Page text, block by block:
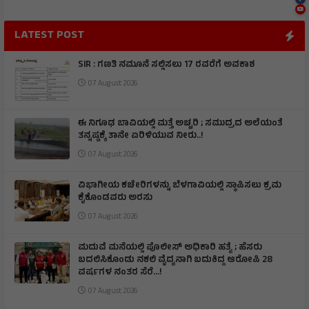
LATEST POST
SIR : ಗಣತಿ ನಮೂನೆ ಸಲ್ಲಿಸಲು 17 ರವರೆಗೆ ಅವಕಾಶ
07 August 2026
ಈ ನಿಗೂಢ ಬಾವಿಯಲ್ಲಿ ಮತ್ತೆ ಅಚ್ಚರಿ ; ಸಮುದ್ರದ ಅಲೆಯಂತೆ
ತನ್ನಷ್ಟಕ್ಕೆ ತಾನೇ ಏರಿಳಿಯುವ ನೀರು..!
07 August 2026
ವಿಭಾಗೀಯ ಕಚೇರಿಗಳನ್ನು ಬೆಳಗಾವಿಯಲ್ಲಿ ಸ್ಥಾಪಿಸಲು ಕ್ರಮ
ಕೈಕೊಂಡವರು ಅರಸು
07 August 2026
ಮದುವೆ ಮನೆಯಲ್ಲಿ ಪೊಲೀಸ್ ಅಧಿಕಾರಿ ಹತ್ಯೆ ; ಹೆಸರು
ಬದಲಿಸಿಕೊಂಡು ನಕಲಿ ವೈದ್ಯನಾಗಿ ಬದುಕಿದ್ದ ಆರೋಪಿ 28
ವರ್ಷಗಳ ನಂತರ ಸೆರೆ…!
07 August 2026